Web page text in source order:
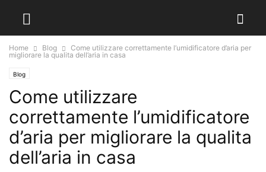
Home Blog
Come utilizzare correttamente l’umidificatore d’aria per
migliorare la qualita dell’aria in casa
Blog
Come utilizzare
correttamente l’umidificatore
d’aria per migliorare la qualita
dell’aria in casa